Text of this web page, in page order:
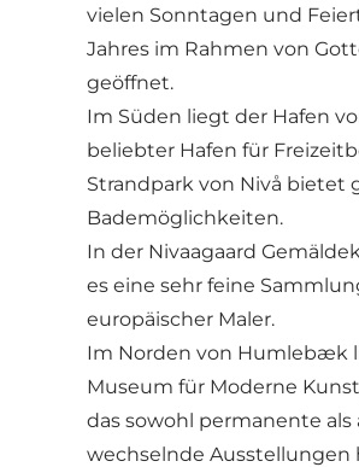
vielen Sonntagen und
Jahres im Rahmen von
geöffnet.
Im Süden liegt der Hafen
beliebter Hafen für
Strandpark von Nivå bietet
Bademöglichkeiten.
In der Nivaagaard
es eine sehr feine
europäischer Maler.
Im Norden von Humlebæk
Museum für Moderne
das sowohl permanente als
wechselnde Ausstellungen